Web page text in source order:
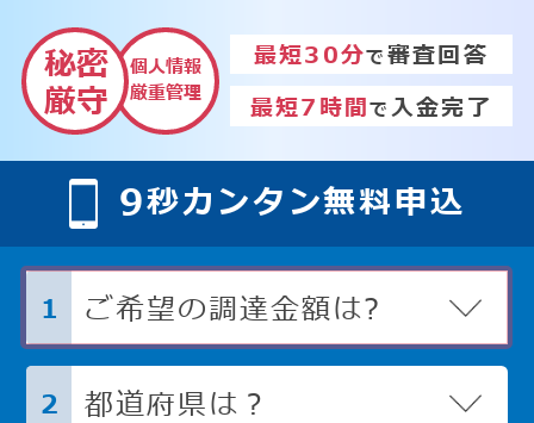
秘密
厳守
個人情報
厳重管理
最短30分で審査回答
最短7時間で入金完了
9秒カンタン無料申込
1 ご希望の調達金額は?
2 都道府県は？